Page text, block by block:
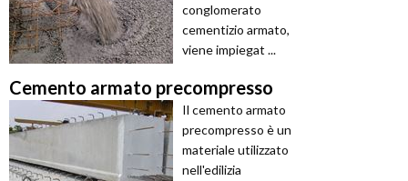
conglomerato
cementizio armato,
viene impiegat ...
Cemento armato precompresso
Il cemento armato
precompresso è un
materiale utilizzato
nell'edilizia